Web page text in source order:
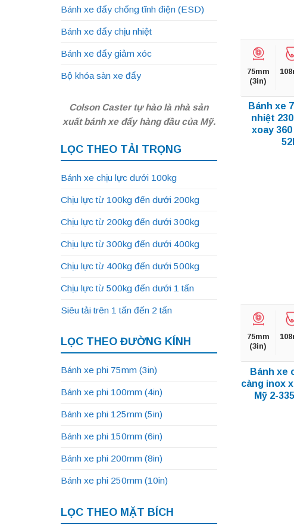
Bánh xe đẩy chống tĩnh điện (ESD)
Bánh xe đẩy chịu nhiệt
Bánh xe đẩy giảm xóc
Bộ khóa sàn xe đẩy
Colson Caster tự hào là nhà sản
xuất bánh xe đẩy hàng đầu của Mỹ.
LỌC THEO TẢI TRỌNG
Bánh xe chịu lực dưới 100kg
Chịu lực từ 100kg đến dưới 200kg
Chịu lực từ 200kg đến dưới 300kg
Chịu lực từ 300kg đến dưới 400kg
Chịu lực từ 400kg đến dưới 500kg
Chịu lực từ 500kg đến dưới 1 tấn
Siêu tải trên 1 tấn đến 2 tấn
LỌC THEO ĐƯỜNG KÍNH
Bánh xe phi 75mm (3in)
Bánh xe phi 100mm (4in)
Bánh xe phi 125mm (5in)
Bánh xe phi 150mm (6in)
Bánh xe phi 200mm (8in)
Bánh xe phi 250mm (10in)
LỌC THEO MẶT BÍCH
75mm
(3in)
Bánh xe
nhiệt
xoay 360
75mm
(3in)
Bánh xe
càng inox
Mỹ 2-